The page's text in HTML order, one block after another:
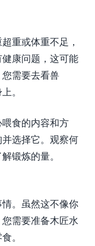
重或体重不足，
康问题，这可能
需要去看兽
。
食的内容和方
选择它。观察何
锻炼的量。
。虽然这不像你
需要准备木匠水
。